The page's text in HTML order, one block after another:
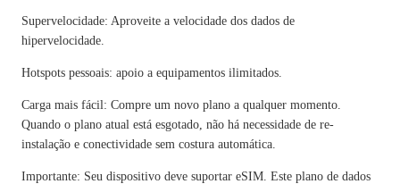
Supervelocidade: Aproveite a velocidade dos dados de
hipervelocidade.
Hotspots pessoais: apoio a equipamentos ilimitados.
Carga mais fácil: Compre um novo plano a qualquer momento.
Quando o plano atual está esgotado, não há necessidade de re-
instalação e conectividade sem costura automática.
Importante: Seu dispositivo deve suportar eSIM. Este plano de dados